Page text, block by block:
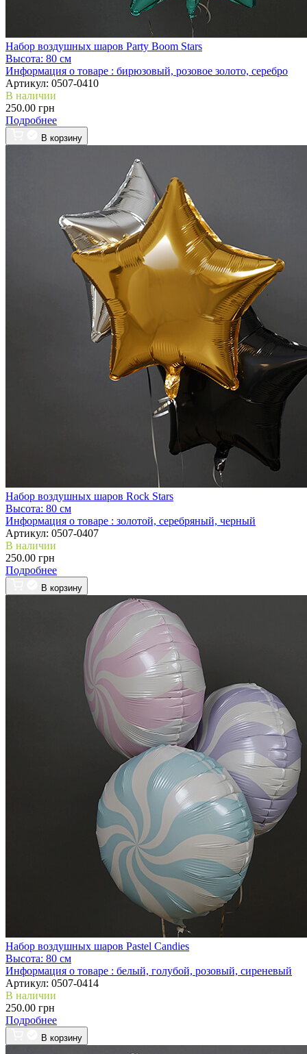
Набор воздушных шаров Party Boom Stars
Высота: 80 см
Информация о товаре : бирюзовый, розовое золото, серебро
Артикул: 0507-0410
В наличии
250.00 грн
Подробнее
В корзину
Набор воздушных шаров Rock Stars
Высота: 80 см
Информация о товаре : золотой, серебряный, черный
Артикул: 0507-0407
В наличии
250.00 грн
Подробнее
В корзину
Набор воздушных шаров Pastel Candies
Высота: 80 см
Информация о товаре : белый, голубой, розовый, сиреневый
Артикул: 0507-0414
В наличии
250.00 грн
Подробнее
В корзину